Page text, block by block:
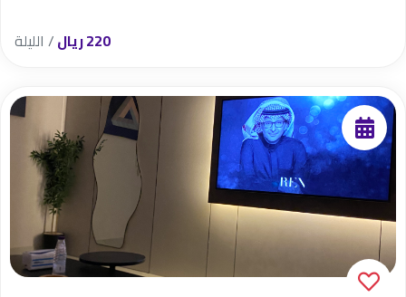
220 ريال / الليلة